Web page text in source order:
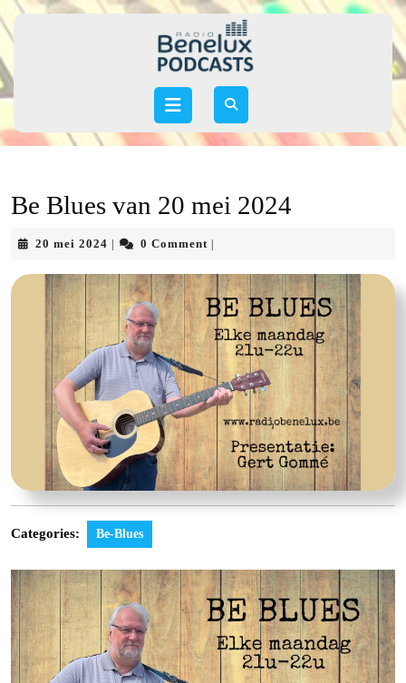
Skip
to
Open
Be Blues van 20 mei 2024
20 mei 2024 20
2024
0 Comment
Categories: Be-Blues